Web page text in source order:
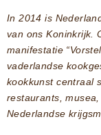
In 2014 is
van ons Koninkrijk.
manifestatie
vaderlandse
kookkunst centraal
restaurants,
Nederlandse